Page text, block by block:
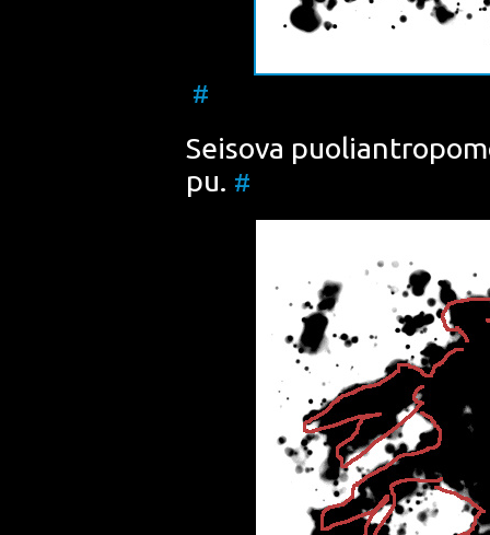
#
Sei­so­va
pu. #